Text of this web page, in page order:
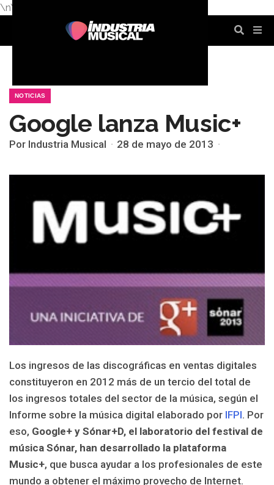
\n\n
NOTICIAS
Google lanza Music+
Por Industria Musical 28 de mayo de 2013
Los ingresos de las discográficas en ventas digitales
constituyeron en 2012 más de un tercio del total de
los ingresos totales del sector de la música, según el
Informe sobre la música digital elaborado por IFPI. Por
eso, Google+ y Sónar+D, el laboratorio del festival de
música Sónar, han desarrollado la plataforma
Music+, que busca ayudar a los profesionales de este
mundo a obtener el máximo provecho de Internet.